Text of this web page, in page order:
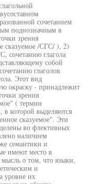
сочетанием
поднозначным в
зрения
сказуемое /СГС/ ), 2)
сочетанию глагола
собой
глаголов
Этот вид
окраску - принадлежит
зрения
( термин
которой выделяются
сказуемое". Эти
во флективных
наличием
семантики и
имеют место в
о том, что языки,
и
уровне их